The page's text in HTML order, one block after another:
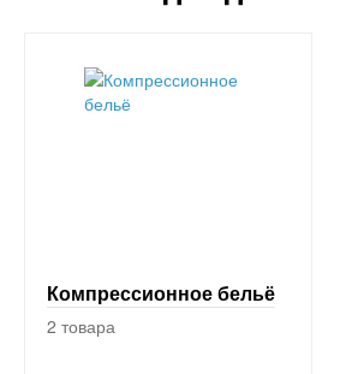
Компрессионное бельё
2 товара